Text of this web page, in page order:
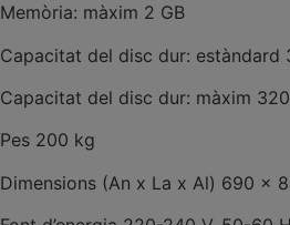
Memòria: màxim 2 GB
Capacitat del disc dur: estàndard
Capacitat del disc dur: màxim
Pes 200 kg
Dimensions (An x La x Al) 690 x